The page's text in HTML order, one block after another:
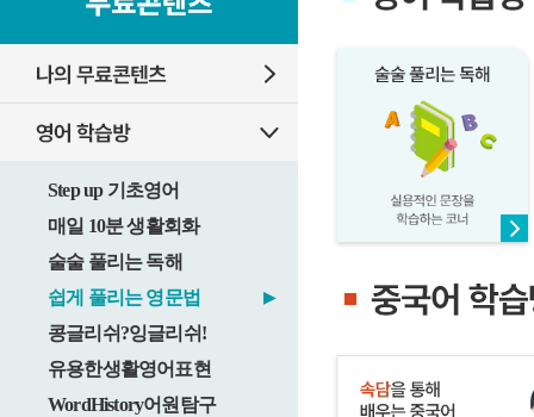
Step up 기초영어
매일 10분 생활회화
술술 풀리는 독해
쉽게 풀리는 영문법
▶
콩글리쉬?잉글리쉬!
유용한생활영어표현
WordHistory어원탐구